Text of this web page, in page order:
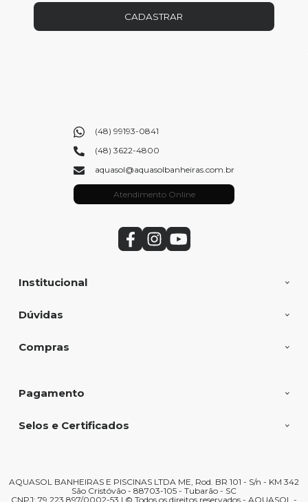
CADASTRAR
Institucional
Dúvidas
Compras
(48) 99193-0841
(48) 3622-4800
aquasol@aquasolbanheiras.com.br
Atendimento Online
Pagamento
Selos e Certificados
AQUASOL BANHEIRAS E PISCINAS LTDA ME, Rod. BR 101 - S/n - KM 342
São Cristóvão - 88703-105 - Tubarão - SC
CNPJ: 79.223.897/0002-53 | © Todos os direitos reservados - AQUASOL -